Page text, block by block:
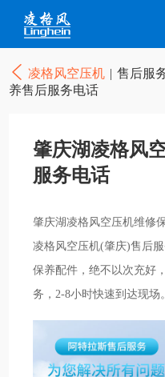
凌格风空压机 | 售后服
养售后服务电话
肇庆湖凌格风
服务电话
肇庆湖凌格风空压机维修
凌格风空压机(肇庆)售后
保养配件，绝不以次充好
务，2-8小时快速到达现场。